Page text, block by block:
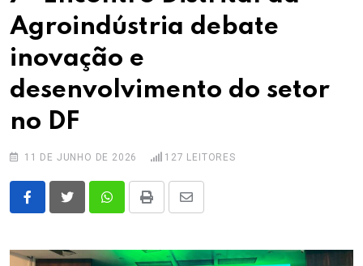
Agroindústria debate
inovação e
desenvolvimento do setor
no DF
11 DE JUNHO DE 2026 127 LEITORES
WhatsappPrint
Share
Email